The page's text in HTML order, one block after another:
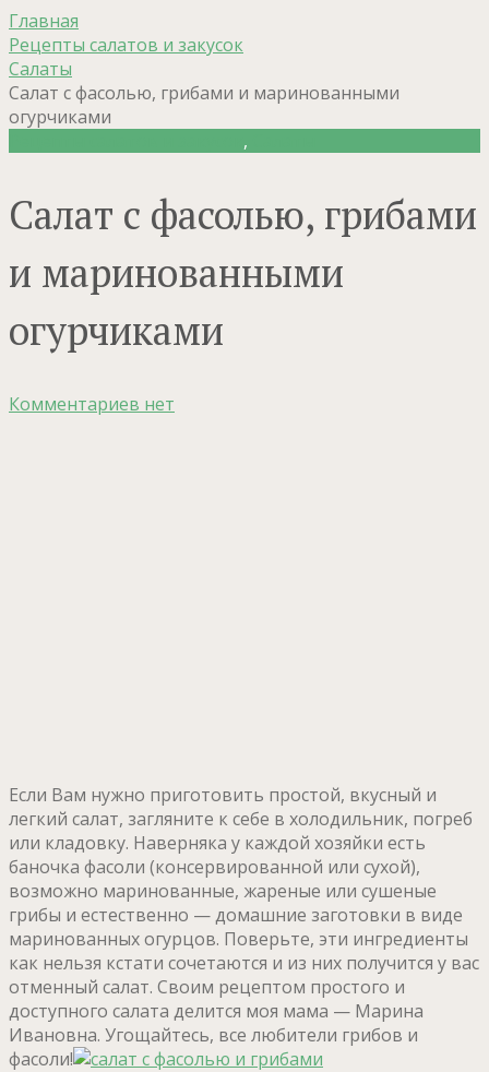
Главная
Рецепты салатов и закусок
Салаты
Салат с фасолью, грибами и маринованными
огурчиками
,
Салат с фасолью, грибами
и маринованными
огурчиками
Комментариев нет
Если Вам нужно приготовить простой, вкусный и
легкий салат, загляните к себе в холодильник, погреб
или кладовку. Наверняка у каждой хозяйки есть
баночка фасоли (консервированной или сухой),
возможно маринованные, жареные или сушеные
грибы и естественно — домашние заготовки в виде
маринованных огурцов. Поверьте, эти ингредиенты
как нельзя кстати сочетаются и из них получится у вас
отменный салат. Своим рецептом простого и
доступного салата делится моя мама — Марина
Ивановна. Угощайтесь, все любители грибов и
фасоли!